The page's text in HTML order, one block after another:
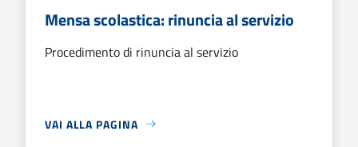
Mensa scolastica: rinuncia al servizio
Procedimento di rinuncia al servizio
VAI ALLA PAGINA